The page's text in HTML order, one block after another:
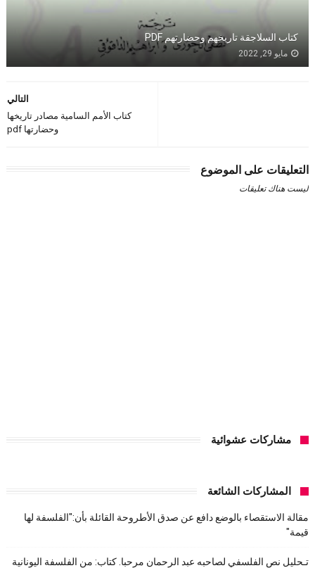
كتاب السلاجقة تاريخهم وحضارتهم PDF
مايو 29, 2022
التالي
كتاب الأمم السامية مصادر تاريخها
وحضارتها pdf
التعليقات على الموضوع
ليست هناك تعليقات
مشاركات عشوائية
المشاركات الشائعة
مقالة الاستقصاء بالوضع دافع عن صدق الأطروحة القائلة بأن:"الفلسفة لها
قيمة"
تـحليل نص الفلسفي لصاحبه عبد الرحمان مرحبا. كتاب: من الفلسفة اليونانية